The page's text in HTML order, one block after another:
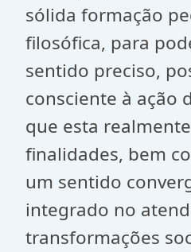
sólida formação
filosófica, para
sentido preciso,
consciente à ação
que esta
finalidades, bem
um sentido
integrado no
transformações